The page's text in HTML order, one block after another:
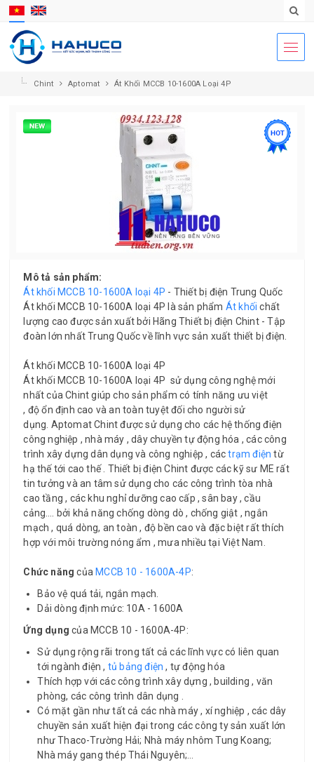
Chint Aptomat Át Khối MCCB 10-1600A Loại 4P
Mô tả sản phẩm:
Át khối MCCB 10-1600A loại 4P - Thiết bị điện Trung Quốc
Át khối MCCB 10-1600A loại 4P là sản phẩm Át khối chất
lượng cao được sản xuất bởi Hãng Thiết bị điện Chint - Tập
đoàn lớn nhất Trung Quốc về lĩnh vực sản xuất thiết bị điện.
Át khối MCCB 10-1600A loại 4P
Át khối MCCB 10-1600A loại 4P sử dụng công nghệ mới
nhất của Chint giúp cho sản phẩm có tính năng ưu việt
, độ ổn định cao và an toàn tuyệt đối cho người sử
dụng. Aptomat Chint được sử dụng cho các hệ thống điện
công nghiệp , nhà máy , dây chuyền tự động hóa , các công
trình xây dựng dân dụng và công nghiệp , cáctrạm điện từ
hạ thế tới cao thế . Thiết bị điện Chint được các kỹ sư ME rất
tin tưởng và an tâm sử dụng cho các công trình tòa nhà
cao tầng , các khu nghỉ dưỡng cao cấp , sân bay , cầu
cảng…. bởi khả năng chống dòng dò , chống giật , ngắn
mạch , quá dòng, an toàn , độ bền cao và đặc biệt rất thích
hợp với môi trường nóng ẩm , mưa nhiều tại Việt Nam.
Chức năng của MCCB 10 - 1600A-4P:
Bảo vệ quá tải, ngắn mạch.
Dải dòng định mức: 10A - 1600A
Ứng dụng của MCCB 10 - 1600A-4P:
Sử dụng rộng rãi trong tất cả các lĩnh vực có liên quan
tới ngành điện , tủ bảng điện , tự động hóa
Thích hợp với các công trình xây dựng , building , văn
phòng, các công trình dân dụng .
Có mặt gần như tất cả các nhà máy , xí nghiệp , các dây
chuyền sản xuất hiện đại trong các công ty sản xuất lớn
như Thaco-Trường Hải; Nhà máy nhôm Tung Koang;
Nhà máy gang thép Thái Nguyên;…